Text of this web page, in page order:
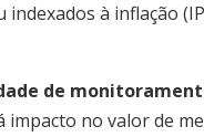
à inflação
de
impacto no valor de